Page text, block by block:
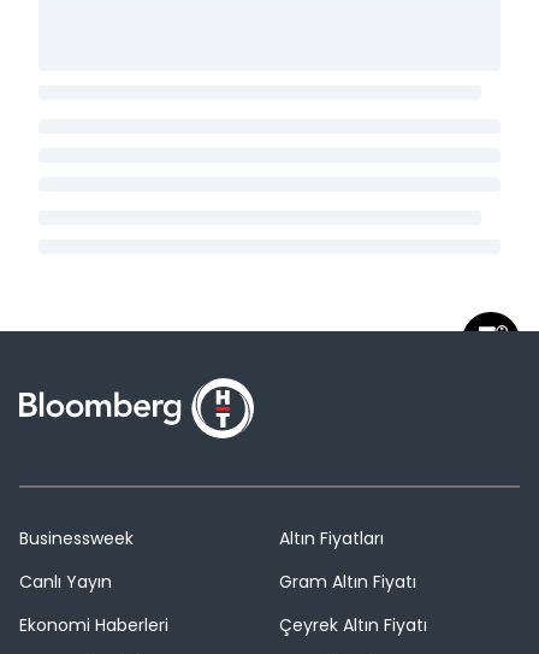
Businessweek
Canlı Yayın
Ekonomi Haberleri
Altın Fiyatları
Gram Altın Fiyatı
Çeyrek Altın Fiyatı